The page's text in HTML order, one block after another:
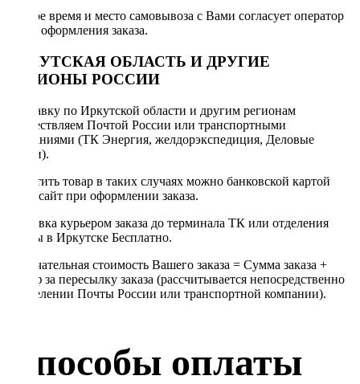
Точное время и место самовывоза с Вами согласует оператор
после оформления заказа.
ИРКУТСКАЯ ОБЛАСТЬ И ДРУГИЕ
РЕГИОНЫ РОССИИ
Отправку по Иркутской области и другим регионам
осуществляем Почтой России или транспортными
компаниями (ТК Энергия, желдорэкспедиция, Деловые
линии).
Оплатить товар в таких случаях можно банковской картой
через сайт при оформлении заказа.
Доставка курьером заказа до терминала ТК или отделения
Почты в Иркутске Бесплатно.
Окончательная стоимость Вашего заказа = Сумма заказа +
Тариф за пересылку заказа (рассчитывается непосредственно
в отделении Почты России или транспортной компании).
Способы оплаты